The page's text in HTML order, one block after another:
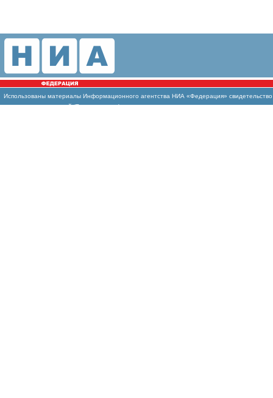
Использованы материалы Информационного агентства НИА «Федерация»
массовых коммуникаций (Роскомнадзор)